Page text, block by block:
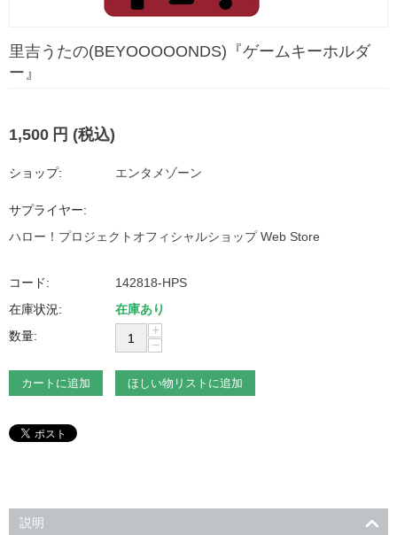
里吉うたの(BEYOOOOONDS)『ゲームキーホルダ
ー』
1,500 円 (税込)
ショップ: エンタメゾーン
サプライヤー:
ハロー！プロジェクトオフィシャルショップ Web Store
コード:
142818-HPS
在庫状況:
在庫あり
数量:
+
−
カートに追加 ほしい物リストに追加
説明